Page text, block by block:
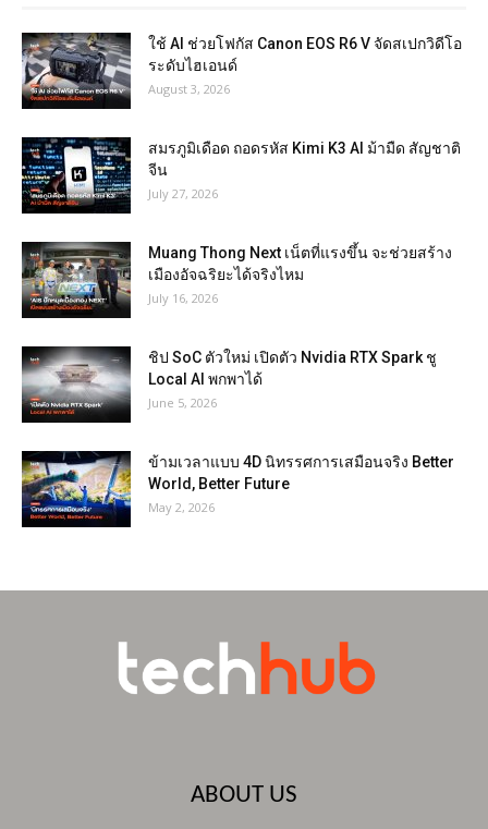
ใช้ AI ช่วยโฟกัส Canon EOS R6 V จัดสเปกวิดีโอ
ระดับไฮเอนด์
August 3, 2026
สมรภูมิเดือด ถอดรหัส Kimi K3 AI ม้ามืด สัญชาติ
จีน
July 27, 2026
Muang Thong Next เน็ตที่แรงขึ้น จะช่วยสร้าง
เมืองอัจฉริยะได้จริงไหม
July 16, 2026
ชิป SoC ตัวใหม่ เปิดตัว Nvidia RTX Spark ชู
Local AI พกพาได้
June 5, 2026
ข้ามเวลาแบบ 4D นิทรรศการเสมือนจริง Better
World, Better Future
May 2, 2026
ABOUT US